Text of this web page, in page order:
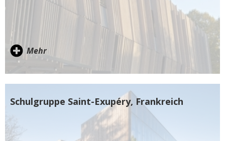
Mehr
Schulgruppe Saint-Exupéry, Frankreich